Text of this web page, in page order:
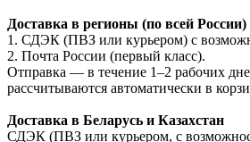
Доставка в регионы (по всей России)
1. СДЭК (ПВЗ или курьером) с
2. Почта России (первый класс).
Отправка — в течение 1–2 рабочих
рассчитываются автоматически в
Доставка в Беларусь и Казахстан
СДЭК (ПВЗ или курьером, с